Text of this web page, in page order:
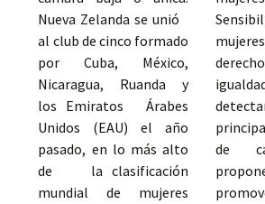
Nueva Zelanda se unió
al club de cinco formado
por Cuba, México,
Nicaragua, Ruanda y
los Emiratos Árabes
Unidos (EAU) el año
pasado, en lo más alto
de la clasificación
mundial de mujeres
de